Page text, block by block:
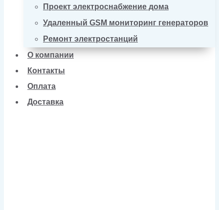
Проект электроснабжение дома
Удаленный GSM мониторинг генераторов
Ремонт электростанций
О компании
Контакты
Оплата
Доставка